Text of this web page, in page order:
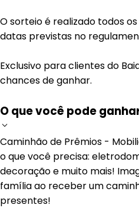
O sorteio é realizado todos
datas previstas no
Exclusivo para clientes do
chances de ganhar.
O que você pode
Caminhão de Prêmios -
o que você precisa:
decoração e muito mais!
família ao receber um
presentes!